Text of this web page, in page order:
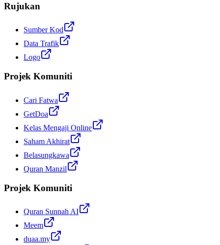
Rujukan
Sumber Kod
Data Trafik
Logo
Projek Komuniti
Cari Fatwa
GetDoa
Kelas Mengaji Online
Saham Akhirat
Belasungkawa
Quran Manzil
Projek Komuniti
Quran Sunnah AI
Meem
duaa.my